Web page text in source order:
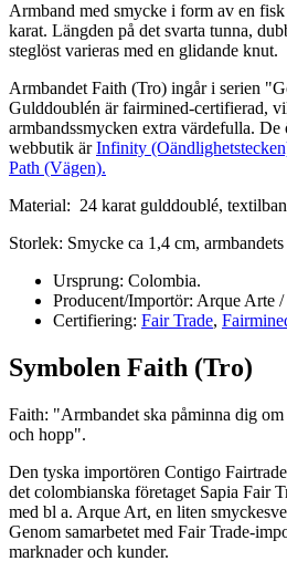
Armband med smycke i form av en
karat. Längden på det svarta tunna,
steglöst varieras med en glidande knut.
Armbandet Faith (Tro) ingår i serien
Gulddoublén är fairmined-certifierad,
armbandssmycken extra värdefulla.
webbutik ärInfinity
Path (Vägen).
Material: 24 karat gulddoublé,
Storlek: Smycke ca 1,4 cm,
Ursprung: Colombia.
Producent/Importör: Arque Arte
Certifiering: Fair Trade,
Symbolen Faith (Tro)
Faith: "Armbandet ska påminna dig
och hopp".
Den tyska importören Contigo
det colombianska företaget Sapia Fair
med bl a. Arque Art, en liten
Genom samarbetet med Fair Trade-
marknader och kunder.